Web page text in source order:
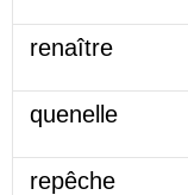
renaître
quenelle
repêche